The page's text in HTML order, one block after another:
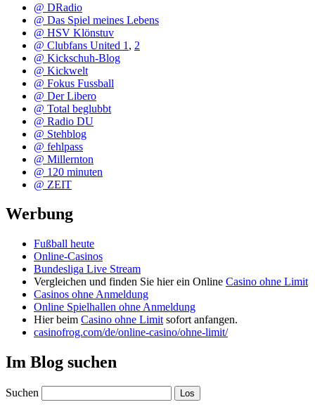
@ DRadio
@ Das Spiel meines Lebens
@ HSV Klönstuv
@ Clubfans United 1 , 2
@ Kickschuh-Blog
@ Kickwelt
@ Fokus Fussball
@ Der Libero
@ Total beglubbt
@ Radio DU
@ Stehblog
@ fehlpass
@ Millernton
@ 120 minuten
@ ZEIT
Werbung
Fußball heute
Online-Casinos
Bundesliga Live Stream
Vergleichen und finden Sie hier ein Online Casino ohne Limit
Casinos ohne Anmeldung
Online Spielhallen ohne Anmeldung
Hier beim Casino ohne Limit sofort anfangen.
casinofrog.com/de/online-casino/ohne-limit/
Im Blog suchen
Suchen